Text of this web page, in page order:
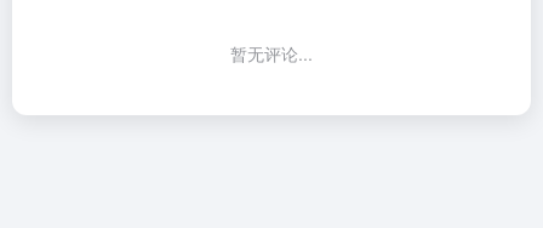
暂无评论...